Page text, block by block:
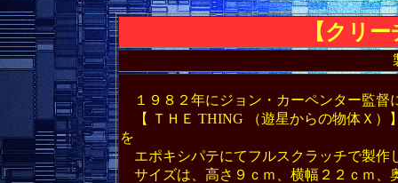
【クリー
１９８２年にジョン・カーペンター監督
【 ＴＨＥ THING （遊星からの物体Ｘ）
を
エポキシパテにてフルスクラッチで製作
サイズは、高さ９ｃｍ、横幅２２ｃｍ